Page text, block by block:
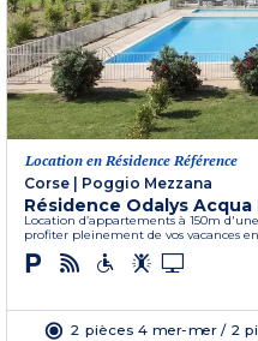
Location en Résidence Référence
Corse
Poggio Mezzana
Résidence Odalys Acqua
Location d’appartements à 150m
profiter pleinement de vos vacances
2 pièces 4 mer-mer / 2